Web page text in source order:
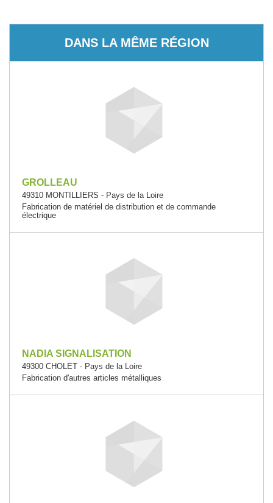
DANS LA MÊME RÉGION
GROLLEAU
49310 MONTILLIERS - Pays de la Loire
Fabrication de matériel de distribution et de commande
électrique
NADIA SIGNALISATION
49300 CHOLET - Pays de la Loire
Fabrication d'autres articles métalliques